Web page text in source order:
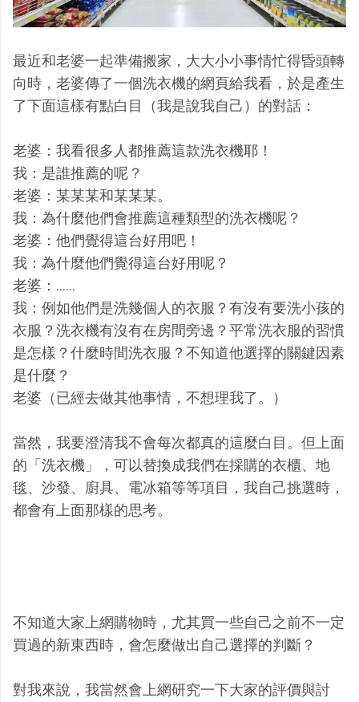
最近和老婆一起準備搬家，大大小小事情忙得昏頭轉
向時，老婆傳了一個洗衣機的網頁給我看，於是產生
了下面這樣有點白目（我是說我自己）的對話：
老婆：我看很多人都推薦這款洗衣機耶！
我：是誰推薦的呢？
老婆：某某某和某某某。
我：為什麼他們會推薦這種類型的洗衣機呢？
老婆：他們覺得這台好用吧！
我：為什麼他們覺得這台好用呢？
老婆：......
我：例如他們是洗幾個人的衣服？有沒有要洗小孩的
衣服？洗衣機有沒有在房間旁邊？平常洗衣服的習慣
是怎樣？什麼時間洗衣服？不知道他選擇的關鍵因素
是什麼？
老婆（已經去做其他事情，不想理我了。）
當然，我要澄清我不會每次都真的這麼白目。但上面
的「洗衣機」，可以替換成我們在採購的衣櫃、地
毯、沙發、廚具、電冰箱等等項目，我自己挑選時，
都會有上面那樣的思考。
不知道大家上網購物時，尤其買一些自己之前不一定
買過的新東西時，會怎麼做出自己選擇的判斷？
對我來說，我當然會上網研究一下大家的評價與討